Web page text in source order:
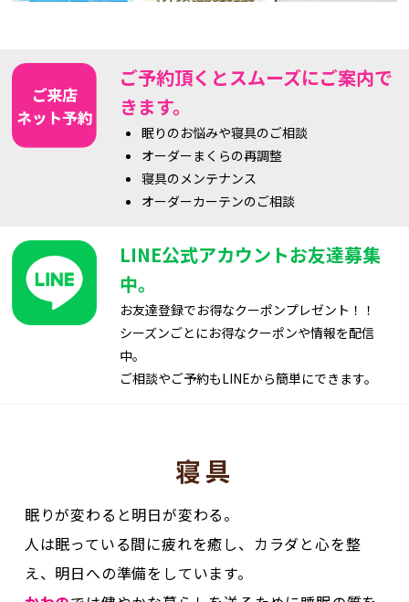
きます。
眠りのお悩みや寝具のご相談
オーダーまくらの再調整
寝具のメンテナンス
オーダーカーテンのご相談
LINE公式アカウントお友達募集
お友達登録でお得なクーポンプレゼント！！
シーズンごとにお得なクーポンや情報を配信
中。
ご相談やご予約もLINEから簡単にできます。
眠りが変わると明日が変わる。
え、明日への準備をしています。
かわの では健やかな暮らしを送るために睡眠の質を
高めてくれる寝具をご提案しています。